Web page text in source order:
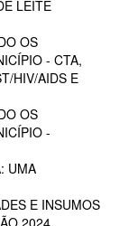
LEITE
OS
- CTA,
HIV/AIDS E
OS
-
UMA
E INSUMOS
2024